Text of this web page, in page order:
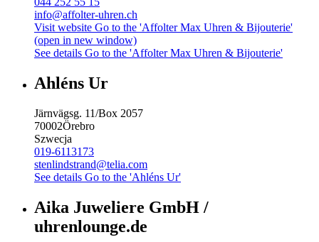
info@affolter-uhren.ch
Visit website Go to the 'Affolter Max Uhren & Bijouterie'
(open in new window)
See details Go to the 'Affolter Max Uhren & Bijouterie'
Ahléns Ur
Järnvägsg. 11/Box 2057
70002Örebro
Szwecja
019-6113173
stenlindstrand@telia.com
See details Go to the 'Ahléns Ur'
Aika Juweliere GmbH /
uhrenlounge.de